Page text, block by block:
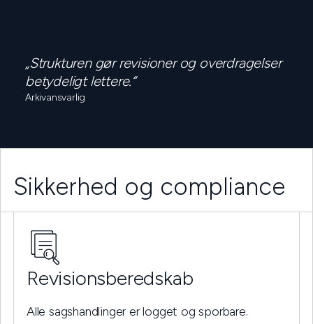
„Strukturen gør revisioner og overdragelser
betydeligt lettere.“
Arkivansvarlig
Sikkerhed og compliance
Revisionsberedskab
Alle sagshandlinger er logget og sporbare.